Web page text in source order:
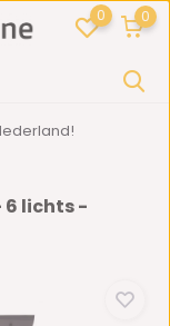
0 0
lichts -